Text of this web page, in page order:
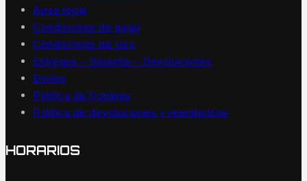
Aviso legal
Condiciones de pago
Condiciones de Uso
Entregas – Garantía – Devoluciones
Envíos
Política de Cookies
Política de devoluciones y reembolsos
HORARIOS